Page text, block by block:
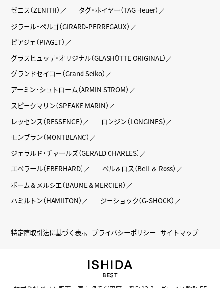
ゼニス（ZENITH）
タグ・ホイヤー（TAG Heuer）
ジラール・ペルゴ（GIRARD-PERREGAUX）
ピアジェ（PIAGET）
グラスヒュッテ・オリジナル（GLASHÜTTE ORIGINAL）
グランドセイコー（Grand Seiko）
アーミン・シュトローム（ARMIN STROM）
スピークマリン（SPEAKE MARIN）
レッセンス（RESSENCE）
ロンジン（LONGINES）
モンブラン（MONTBLANC）
ジェラルド・チャールズ（GERALD CHARLES）
エベラール（EBERHARD）
ベル＆ロス（Bell ＆ Ross）
ボーム＆メルシエ（BAUME＆MERCIER）
ハミルトン（HAMILTON）
ジーショック（G-SHOCK）
特定商取引法に基づく表示 プライバシーポリシー サイトマップ